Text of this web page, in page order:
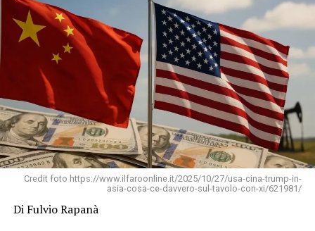
Credit foto https://www.ilfaroonline.it/2025/10/27/usa-cina-trump-in-
asia-cosa-ce-davvero-sul-tavolo-con-xi/621981/
Di Fulvio Rapanà